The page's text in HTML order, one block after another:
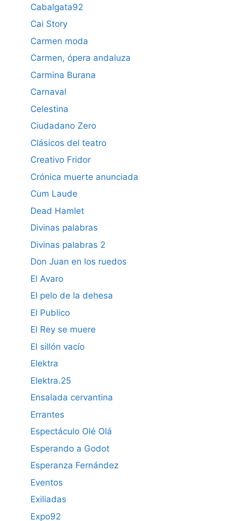
Cabalgata92
Cai Story
Carmen moda
Carmen, ópera andaluza
Carmina Burana
Carnaval
Celestina
Ciudadano Zero
Clásicos del teatro
Creativo Fridor
Crónica muerte anunciada
Cum Laude
Dead Hamlet
Divinas palabras
Divinas palabras 2
Don Juan en los ruedos
El Avaro
El pelo de la dehesa
El Publico
El Rey se muere
El sillón vacío
Elektra
Elektra.25
Ensalada cervantina
Errantes
Espectáculo Olé Olá
Esperando a Godot
Esperanza Fernández
Eventos
Exiliadas
Expo92